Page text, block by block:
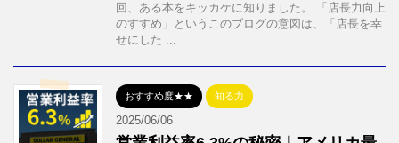
回、ある本をキッカケに知りました。 「店長力向上
のすすめ」というこのブログの意図は、「店長を幸
せにした ...
おすすめ度★★ 知る力
2025/06/06